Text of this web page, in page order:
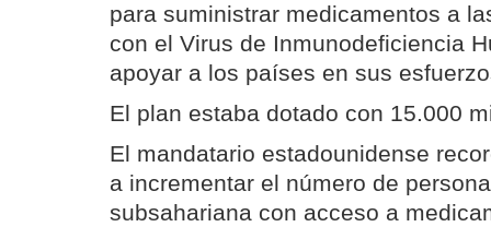
para suministrar medicamentos a
con el Virus de Inmunodeficiencia
apoyar a los países en sus
El plan estaba dotado con 15.000
El mandatario estadounidense
a incrementar el número de
subsahariana con acceso a